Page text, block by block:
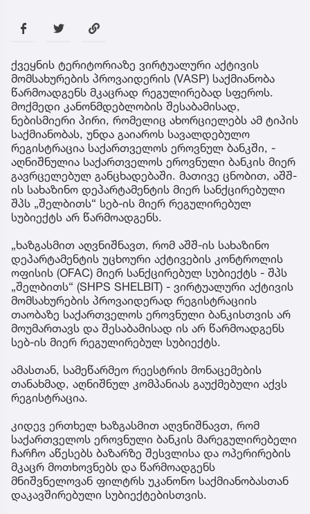
ქვეყნის ტერიტორიაზე ვირტუალური აქტივის
მომსახურების პროვაიდერის (VASP) საქმიანობა
წარმოადგენს მკაცრად რეგულირებად სფეროს.
მოქმედი კანონმდებლობის შესაბამისად,
ნებისმიერი პირი, რომელიც ახორციელებს ამ ტიპის
საქმიანობას, უნდა გაიაროს სავალდებულო
რეგისტრაცია საქართველოს ეროვნულ ბანკში, -
აღნიშნულია საქართველოს ეროვნული ბანკის მიერ
გავრცელებულ განცხადებაში. მათივე ცნობით, აშშ-
ის სახაზინო დეპარტამენტის მიერ სანქცირებული
შპს „შელბითს“ სებ-ის მიერ რეგულირებულ
სუბიექტს არ წარმოადგენს.
„ხაზგასმით აღვნიშნავთ, რომ აშშ-ის სახაზინო
დეპარტამენტის უცხოური აქტივების კონტროლის
ოფისის (OFAC) მიერ სანქცირებულ სუბიექტს - შპს
„შელბითს“ (SHPS SHELBIT) - ვირტუალური აქტივის
მომსახურების პროვაიდერად რეგისტრაციის
თაობაზე საქართველოს ეროვნული ბანკისთვის არ
მოუმართავს და შესაბამისად ის არ წარმოადგენს
სებ-ის მიერ რეგულირებულ სუბიექტს.
ამასთან, სამეწარმეო რეესტრის მონაცემების
თანახმად, აღნიშნულ კომპანიას გაუქმებული აქვს
რეგისტრაცია.
კიდევ ერთხელ ხაზგასმით აღვნიშნავთ, რომ
საქართველოს ეროვნული ბანკის მარეგულირებელი
ჩარჩო აწესებს ბაზარზე შესვლისა და ოპერირების
მკაცრ მოთხოვნებს და წარმოადგენს
მნიშვნელოვან ფილტრს უკანონო საქმიანობასთან
დაკავშირებული სუბიექტებისთვის.